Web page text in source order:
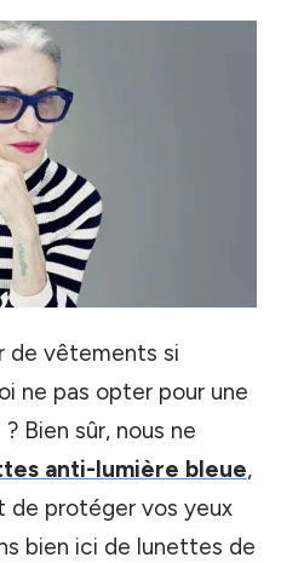
de vêtements si
ne pas opter pour une
Bien sûr, nous ne
anti-lumière bleue,
de protéger vos yeux
bien ici de lunettes de